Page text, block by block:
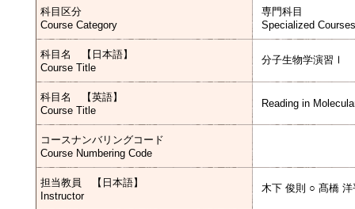
科目区分
Course Category
専門科目
Specialized Courses
科目名 【日本語】
Course Title
分子生物学演習Ⅰ
科目名 【英語】
Course Title
Reading in
コースナンバリングコード
Course Numbering Code
担当教員 【日本語】
Instructor
木下 俊則 ○ 髙橋 洋